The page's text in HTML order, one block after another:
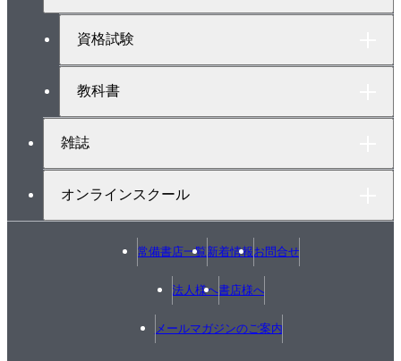
資格試験
教科書
雑誌
オンラインスクール
常備書店一覧新着情報お問合せ
法人様へ書店様へ
メールマガジンのご案内